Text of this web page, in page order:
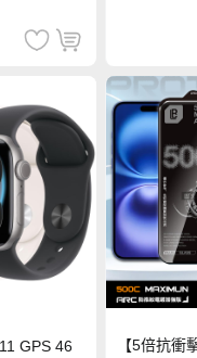
GPS 46
【5倍抗衝